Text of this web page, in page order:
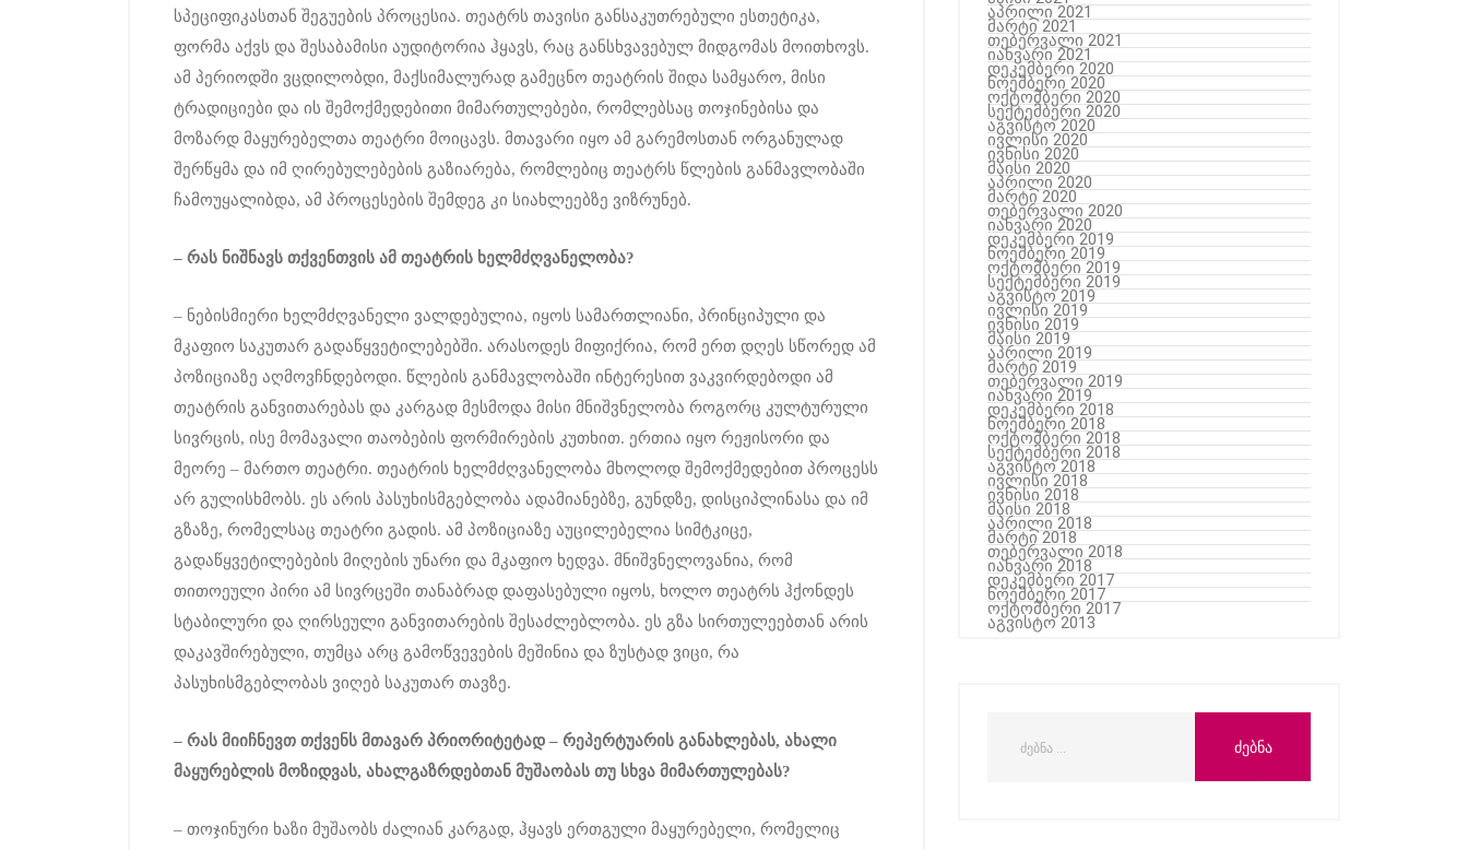
სპეციფიკასთან შეგუების პროცესია. თეატრს თავისი განსაკუთრებული ესთეტიკა,
ფორმა აქვს და შესაბამისი აუდიტორია ჰყავს, რაც განსხვავებულ მიდგომას მოითხოვს.
ამ პერიოდში ვცდილობდი, მაქსიმალურად გამეცნო თეატრის შიდა სამყარო, მისი
ტრადიციები და ის შემოქმედებითი მიმართულებები, რომლებსაც თოჯინებისა და
მოზარდ მაყურებელთა თეატრი მოიცავს. მთავარი იყო ამ გარემოსთან ორგანულად
შერწყმა და იმ ღირებულებების გაზიარება, რომლებიც თეატრს წლების განმავლობაში
ჩამოუყალიბდა, ამ პროცესების შემდეგ კი სიახლეებზე ვიზრუნებ.
– რას ნიშნავს თქვენთვის ამ თეატრის ხელმძღვანელობა?
– ნებისმიერი ხელმძღვანელი ვალდებულია, იყოს სამართლიანი, პრინციპული და
მკაფიო საკუთარ გადაწყვეტილებებში. არასოდეს მიფიქრია, რომ ერთ დღეს სწორედ ამ
პოზიციაზე აღმოვჩნდებოდი. წლების განმავლობაში ინტერესით ვაკვირდებოდი ამ
თეატრის განვითარებას და კარგად მესმოდა მისი მნიშვნელობა როგორც კულტურული
სივრცის, ისე მომავალი თაობების ფორმირების კუთხით. ერთია იყო რეჟისორი და
მეორე – მართო თეატრი. თეატრის ხელმძღვანელობა მხოლოდ შემოქმედებით პროცესს
არ გულისხმობს. ეს არის პასუხისმგებლობა ადამიანებზე, გუნდზე, დისციპლინასა და იმ
გზაზე, რომელსაც თეატრი გადის. ამ პოზიციაზე აუცილებელია სიმტკიცე,
გადაწყვეტილებების მიღების უნარი და მკაფიო ხედვა. მნიშვნელოვანია, რომ
თითოეული პირი ამ სივრცეში თანაბრად დაფასებული იყოს, ხოლო თეატრს ჰქონდეს
სტაბილური და ღირსეული განვითარების შესაძლებლობა. ეს გზა სირთულეებთან არის
დაკავშირებული, თუმცა არც გამოწვევების მეშინია და ზუსტად ვიცი, რა
პასუხისმგებლობას ვიღებ საკუთარ თავზე.
– რას მიიჩნევთ თქვენს მთავარ პრიორიტეტად – რეპერტუარის განახლებას, ახალი
მაყურებლის მოზიდვას, ახალგაზრდებთან მუშაობას თუ სხვა მიმართულებას?
– თოჯინური ხაზი მუშაობს ძალიან კარგად, ჰყავს ერთგული მაყურებელი, რომელიც
აპრილი 2021
მარტი 2021
თებერვალი 2021
იანვარი 2021
დეკემბერი 2020
ნოემბერი 2020
ოქტომბერი 2020
სექტემბერი 2020
აგვისტო 2020
ივლისი 2020
ივნისი 2020
მაისი 2020
აპრილი 2020
მარტი 2020
თებერვალი 2020
იანვარი 2020
დეკემბერი 2019
ნოემბერი 2019
ოქტომბერი 2019
სექტემბერი 2019
აგვისტო 2019
ივლისი 2019
ივნისი 2019
მაისი 2019
აპრილი 2019
მარტი 2019
თებერვალი 2019
იანვარი 2019
დეკემბერი 2018
ნოემბერი 2018
ოქტომბერი 2018
სექტემბერი 2018
აგვისტო 2018
ივლისი 2018
ივნისი 2018
მაისი 2018
აპრილი 2018
მარტი 2018
თებერვალი 2018
იანვარი 2018
დეკემბერი 2017
ნოემბერი 2017
ოქტომბერი 2017
აგვისტო 2013